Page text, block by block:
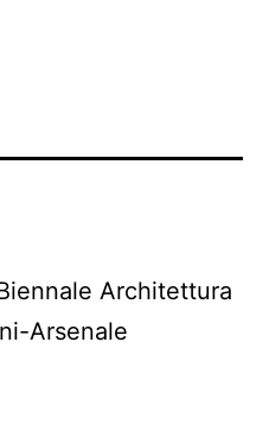
Architettura
Arsenale